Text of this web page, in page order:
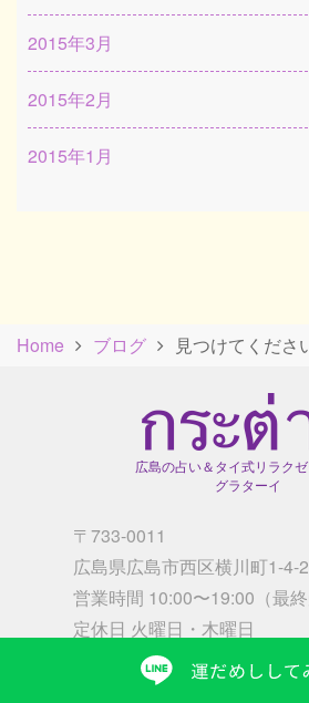
2015年3月
2015年2月
2015年1月
Home ブログ 見つけてくだ
広島の占い＆タイ式リラク
グラターイ
〒733-0011
広島県広島市西区横川町1-4-
営業時間 10:00〜19:00（最終
/定休日 火曜日・木曜日